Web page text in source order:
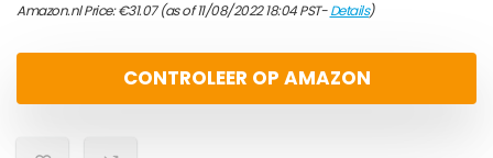
Amazon.nl Price:€31.07(as of 11/08/2022 18:04 PST-Details)
CONTROLEER OP AMAZON